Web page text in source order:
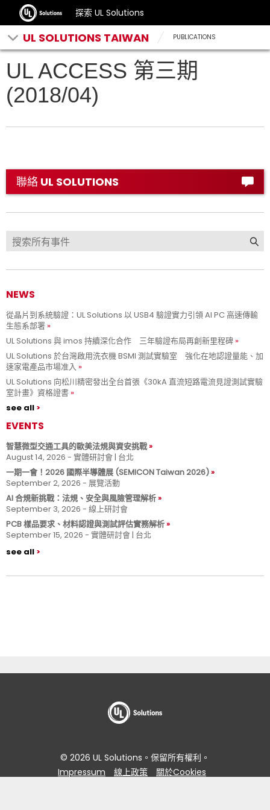
探索 UL Solutions
UL SOLUTIONS TAIWAN PUBLICATIONS
UL ACCESS 第三期
(2018/04)
聯絡 UL SOLUTIONS
NEWS
從晶片到系統驗證：UL Solutions 以 USB4 驗證實力引領 AI PC 高速傳輸
生態系部署
UL Solutions 與 imos 持續深化合作 三年驗證布局再創新里程碑
UL Solutions 於台灣啟用洗衣機 BSMI 測試實驗室 強化在地認證量能、加
速家電產品市場准入
UL Solutions 向松川精密發出全台首張《30kA 直流短路電流見證測試實驗
室計畫》資格證書
see all
EVENTS
智慧微型交通工具的歐美法規與資安挑戰
August 14, 2026 - 實體研討會 | 台北
一期一會！2026 國際半導體展 (SEMICON Taiwan 2026)
September 2, 2026 - 展覽活動
AI 合規新挑戰：法規、安全與風險管理解析
September 3, 2026 - 線上研討會
PCB 樣品要求、材料認證與測試評估實務解析
September 15, 2026 - 實體研討會 | 台北
see all
© 2026 UL Solutions。保留所有權利。
Impressum
線上政策
關於Cookies